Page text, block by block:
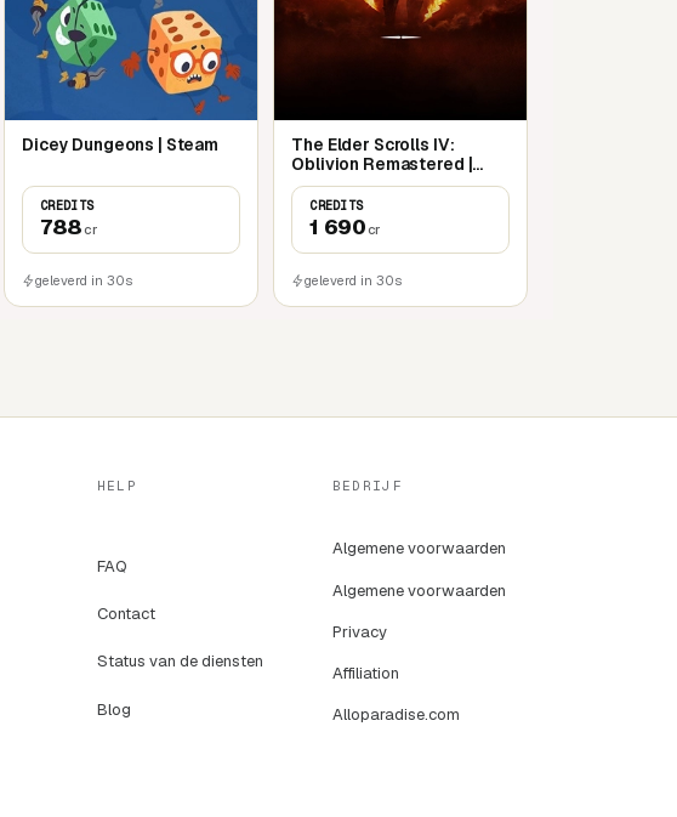
Dicey Dungeons | Steam
CREDITS
788 cr
geleverd in 30s
The Elder Scrolls IV:
Oblivion Remastered |
Steam
CREDITS
1 690 cr
geleverd in 30s
HELP
FAQ
Contact
Status van de diensten
Blog
BEDRIJF
Algemene voorwaarden
Algemene voorwaarden
Privacy
Affiliation
Alloparadise.com